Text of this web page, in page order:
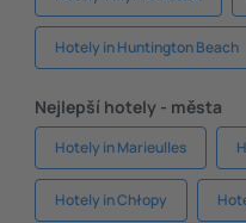
Hotely in Huntington Beach
Nejlepší hotely - města
Hotely in Marieulles
Hotely in Chłopy